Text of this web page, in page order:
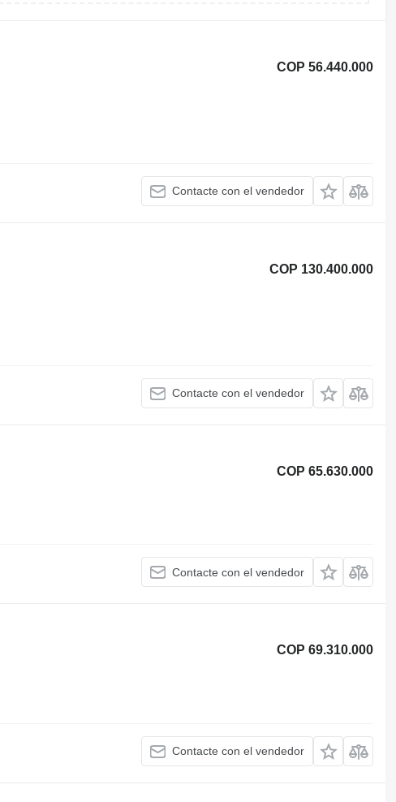
COP 56.440.000
Contacte con el vendedor
COP 130.400.000
Contacte con el vendedor
COP 65.630.000
Contacte con el vendedor
COP 69.310.000
Contacte con el vendedor